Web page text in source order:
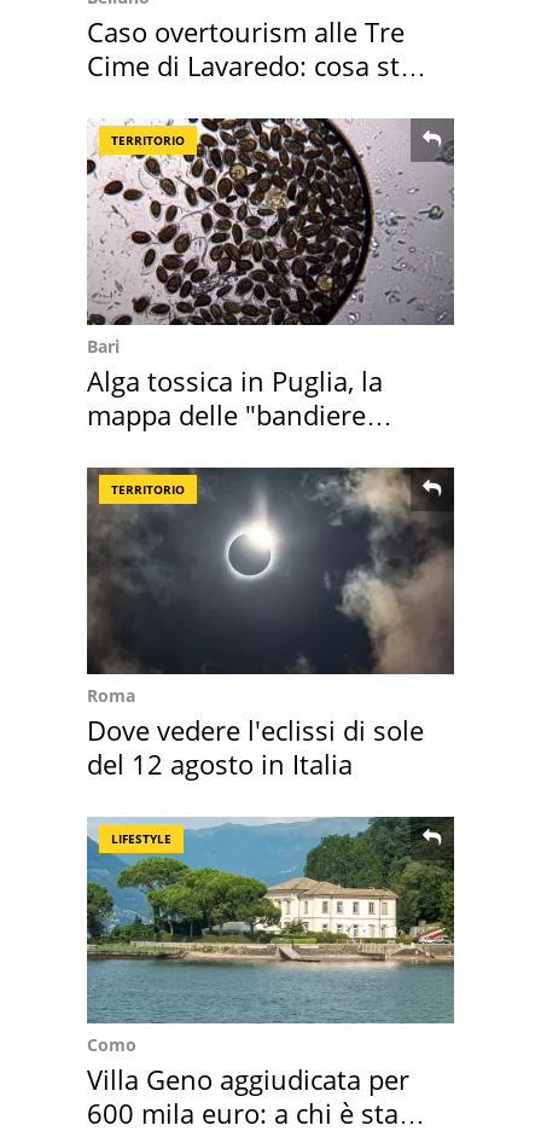
Caso overtourism alle Tre
Cime di Lavaredo: cosa sta
TERRITORIO
Bari
Alga tossica in Puglia, la
mappa delle "bandiere
TERRITORIO
Roma
Dove vedere l'eclissi di sole
del 12 agosto in Italia
LIFESTYLE
Como
Villa Geno aggiudicata per
600 mila euro: a chi è stata